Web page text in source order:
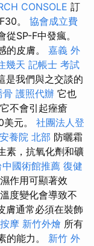
CONSOLE 訂
。 協會成立費
SP-F中發瘋。
的皮膚。 嘉義 外
幾天 記帳士 考試
是我們與之交談的
骨 護照代辦 它也
不會引起痤瘡
元。 社團法人登
安養院 北部 防曬霜
素，抗氧化劑和礦
中國術館推薦 復健
作用可顯著效
度變化會導致不
膚通常必須在裝飾
摩 新竹外燴 所有
的能力。 新竹 外